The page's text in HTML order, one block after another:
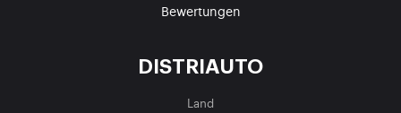
Bewertungen
DISTRIAUTO
Land